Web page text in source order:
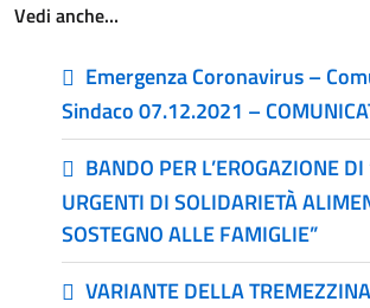
Vedi anche…
Emergenza Coronavirus –
Sindaco 07.12.2021 –
BANDO PER L’EROGAZIONE
URGENTI DI SOLIDARIETÀ
SOSTEGNO ALLE FAMIGLIE”
VARIANTE DELLA